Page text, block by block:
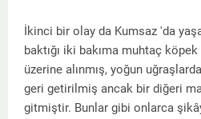
İkinci bir olay da Kumsaz 'da
baktığı iki bakıma muhtaç
üzerine alınmış, yoğun
geri getirilmiş ancak bir diğeri
gitmiştir. Bunlar gibi onlarca